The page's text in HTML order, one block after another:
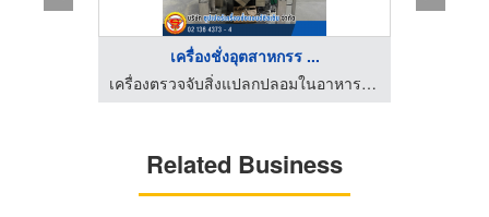
เครื่องชั่งอุตสาหกรร ...
เครื่องตรวจจับสิ่งแปลกปลอมในอาหาร Optical Sorter
Related Business